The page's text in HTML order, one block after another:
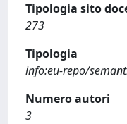
Tipologia sito
273
Tipologia
info:eu-repo/
Numero autori
3